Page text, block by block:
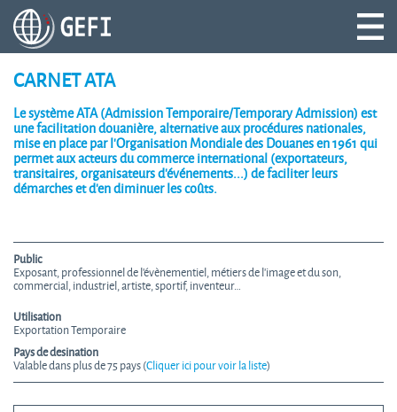
CARNET ATA
Le système ATA (Admission Temporaire/Temporary Admission) est
une facilitation douanière, alternative aux procédures nationales,
mise en place par l’Organisation Mondiale des Douanes en 1961 qui
permet aux acteurs du commerce international (exportateurs,
transitaires, organisateurs d’événements...) de faciliter leurs
démarches et d’en diminuer les coûts.
Public
Exposant, professionnel de l’évènementiel, métiers de l’image et du son,
commercial, industriel, artiste, sportif, inventeur…
Utilisation
Exportation Temporaire
Pays de desination
Valable dans plus de 75 pays (Cliquer ici pour voir la liste)